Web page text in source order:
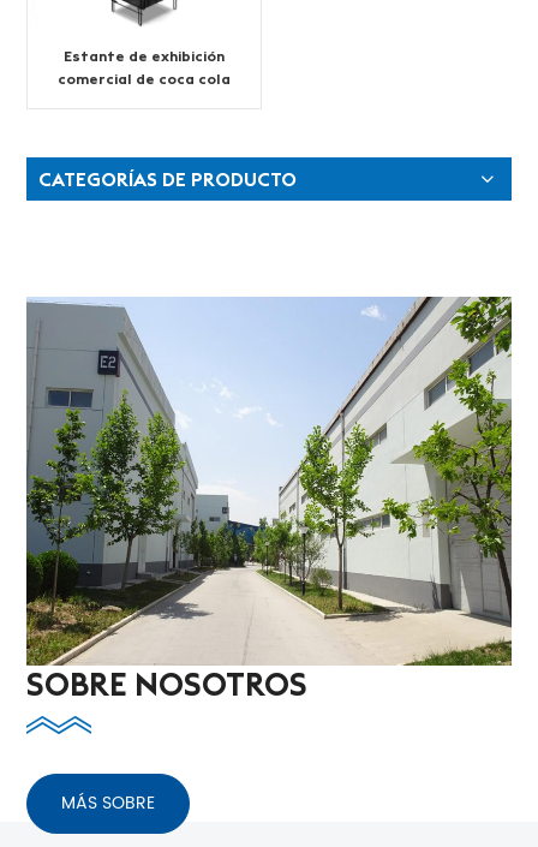
Estante de exhibición
comercial de coca cola
CATEGORÍAS DE PRODUCTO
SOBRE NOSOTROS
MÁS SOBRE